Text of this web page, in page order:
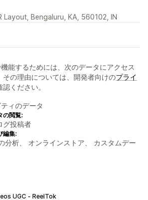
Layout, Bengaluru, KA, 560102, IN
能するためには、次のデータにアクセス
の理由については、開発者向けのプライ
認ください。
ィのデータ
の閲覧:
グ投稿者
編集:
分析、 オンラインストア、 カスタムデー
UGC ‑ ReelTok